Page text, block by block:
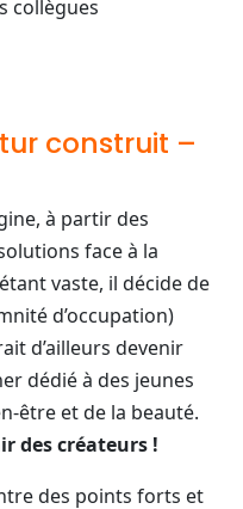
collègues
construit –
à partir des
face à la
vaste, il décide de
d’occupation)
d’ailleurs devenir
dédié à des jeunes
être et de la beauté.
des créateurs !
des points forts et